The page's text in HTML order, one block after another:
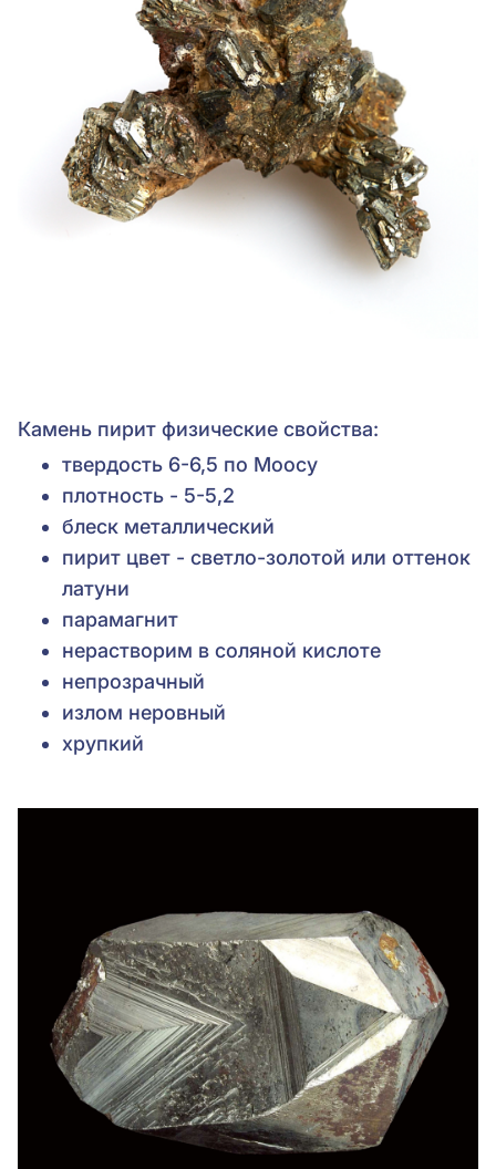
Камень пирит физические свойства:
твердость 6-6,5 по Моосу
плотность - 5-5,2
блеск металлический
пирит цвет - светло-золотой или оттенок
латуни
парамагнит
нерастворим в соляной кислоте
непрозрачный
излом неровный
хрупкий